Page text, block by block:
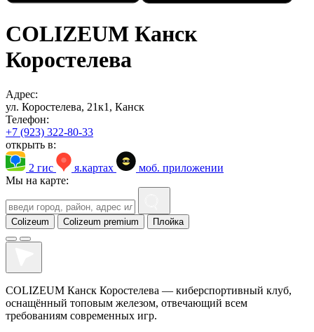
COLIZEUM Канск
Коростелева
Адрес:
ул. Коростелева, 21к1, Канск
Телефон:
+7 (923) 322-80-33
открыть в:
2 гис
я.картах
моб. приложении
Мы на карте:
Colizeum Colizeum premium Плойка
COLIZEUM Канск Коростелева — киберспортивный клуб,
оснащённый топовым железом, отвечающий всем
требованиям современных игр.